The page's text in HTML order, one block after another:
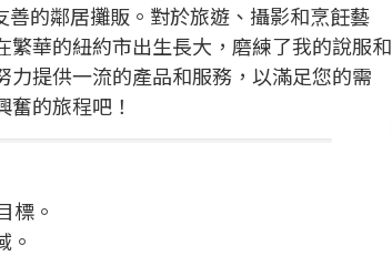
的鄰居攤販。對於旅遊、攝影和烹飪藝
繁華的紐約市出生長大，磨練了我的說服和
力提供一流的產品和服務，以滿足您的需
的旅程吧！
標。
。